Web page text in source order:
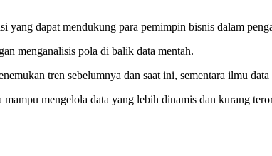
yang dapat mendukung para pemimpin bisnis dalam
menganalisis pola di balik data mentah.
tren sebelumnya dan saat ini, sementara ilmu
mengelola data yang lebih dinamis dan kurang